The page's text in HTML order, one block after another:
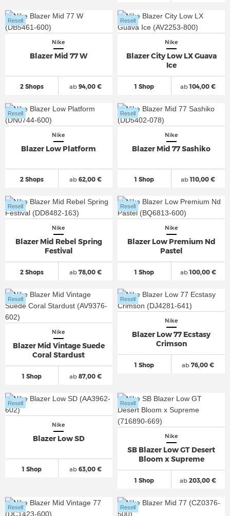
Nike
Blazer Mid 77 W
2 Shops
Resell
ab94,00 €
Nike
Blazer City Low LX Guava
Ice
1 Shop
Resell
ab104,00 €
Nike
Blazer Low Platform
2 Shops
Resell
ab62,00 €
Nike
Blazer Mid 77 Sashiko
1 Shop
Resell
ab110,00 €
Nike
Blazer Mid Rebel Spring
Festival
2 Shops
Resell
ab78,00 €
Nike
Blazer Low Premium Nd
Pastel
1 Shop
Resell
ab100,00 €
Nike
Blazer Mid Vintage Suede
Coral Stardust
1 Shop
Resell
ab87,00 €
Nike
Blazer Low 77 Ecstasy
Crimson
1 Shop
Resell
ab 76,00 €
Nike
Blazer Low SD
1 Shop
Resell
ab63,00 €
Nike
SB Blazer Low GT Desert
Bloom x Supreme
1 Shop
Resell
ab 203,00 €
Resell Resell